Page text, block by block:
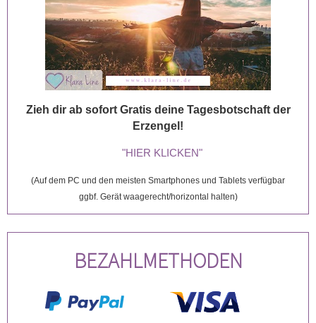
Zieh dir ab sofort Gratis deine Tagesbotschaft der
Erzengel!
"HIER KLICKEN"
(Auf dem PC und den meisten Smartphones und Tablets verfügbar
ggbf. Gerät waagerecht/horizontal halten)
BEZAHLMETHODEN